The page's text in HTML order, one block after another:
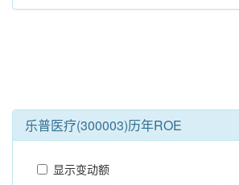
乐普医疗(300003)历年ROE
显示变动额